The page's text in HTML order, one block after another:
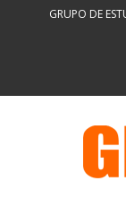
GRUPO DE